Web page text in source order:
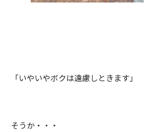
「いやいやボクは遠慮しときます」
そうか・・・